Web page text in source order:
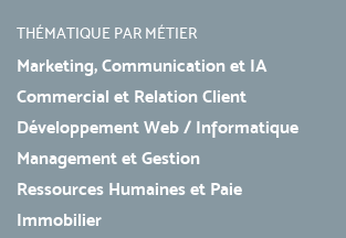
THÉMATIQUE PAR MÉTIER
Marketing, Communication et IA
Commercial et Relation Client
Développement Web / Informatique
Management et Gestion
Ressources Humaines et Paie
Immobilier